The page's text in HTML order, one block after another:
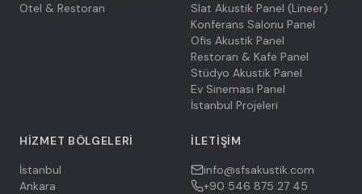
Otel & Restoran
Slat Akustik Panel (Lineer)
Konferans Salonu Panel
Ofis Akustik Panel
Restoran & Kafe Panel
Stüdyo Akustik Panel
Ev Sineması Panel
İstanbul Projeleri
HIZMET BÖLGELERI
İstanbul
Ankara
İLETIŞIM
info@sfsakustik.com
+90 546 875 27 45